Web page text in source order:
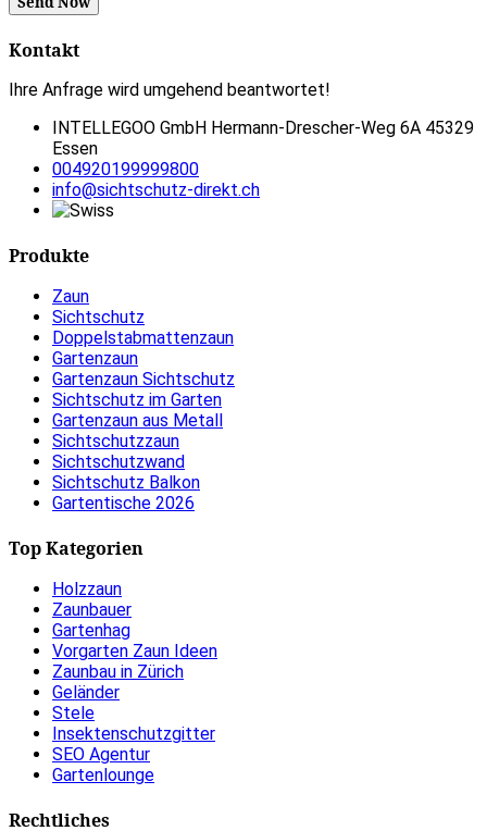
Kontakt
Ihre Anfrage wird umgehend beantwortet!
INTELLEGOO GmbH Hermann-Drescher-Weg 6A 45329
Essen
004920199999800
info@sichtschutz-direkt.ch
Produkte
Zaun
Sichtschutz
Doppelstabmattenzaun
Gartenzaun
Gartenzaun Sichtschutz
Sichtschutz im Garten
Gartenzaun aus Metall
Sichtschutzzaun
Sichtschutzwand
Sichtschutz Balkon
Gartentische 2026
Top Kategorien
Holzzaun
Zaunbauer
Gartenhag
Vorgarten Zaun Ideen
Zaunbau in Zürich
Geländer
Stele
Insektenschutzgitter
SEO Agentur
Gartenlounge
Rechtliches